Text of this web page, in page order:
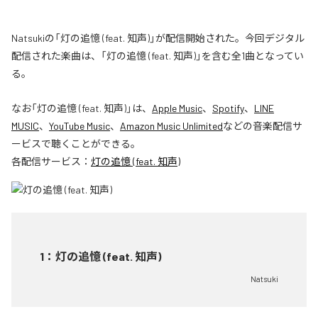
Natsukiの「灯の追憶 (feat. 知声)」が配信開始された。今回デジタル
配信された楽曲は、「灯の追憶 (feat. 知声)」を含む全1曲となってい
る。
なお「灯の追憶 (feat. 知声)」は、 Apple Music、 Spotify、 LINE
MUSIC、 YouTube Music、 Amazon Music Unlimitedなどの音楽配信サ
ービスで聴くことができる。
各配信サービス： 灯の追憶 (feat. 知声)
1 ： 灯の追憶 (feat. 知声)
Natsuki